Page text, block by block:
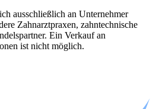
ausschließlich an Unternehmer
Zahnarztpraxen, zahntechnische
Ein Verkauf an
ist nicht möglich.